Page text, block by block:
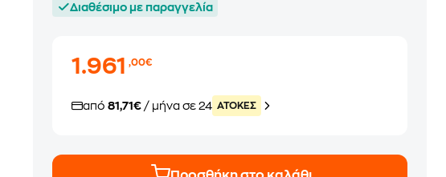
Διαθέσιμο με παραγγελία
1.961,00€
από81,71€ / μήνα σε 24 ATOKEΣ